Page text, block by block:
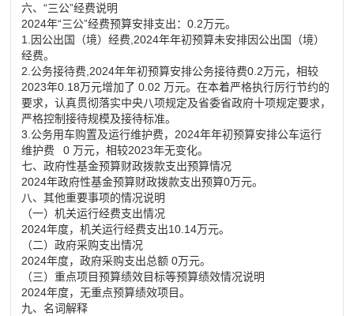
六、“三公”经费说明
2024年“三公”经费预算安排支出：0.2万元。
1.因公出国（境）经费,2024年年初预算未安排因公出国（境）
经费。
2.公务接待费,2024年年初预算安排公务接待费0.2万元，相较
2023年0.18万元增加了 0.02 万元。在本着严格执行厉行节约的
要求，认真贯彻落实中央八项规定及省委省政府十项规定要求，
严格控制接待规模及接待标准。
3.公务用车购置及运行维护费，2024年年初预算安排公车运行
维护费 0 万元，相较2023年无变化。
七、政府性基金预算财政拨款支出预算情况
2024年政府性基金预算财政拨款支出预算0万元。
八、其他重要事项的情况说明
（一）机关运行经费支出情况
2024年度，机关运行经费支出10.14万元。
（二）政府采购支出情况
2024年度，政府采购支出总额 0万元。
（三）重点项目预算绩效目标等预算绩效情况说明
2024年度，无重点预算绩效项目。
九、名词解释